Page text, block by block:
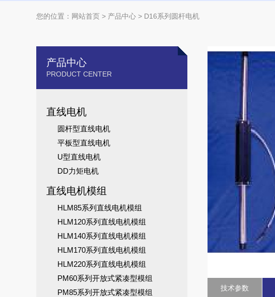
您的位置： 网站首页 > 产品中心 > D16系列圆杆电机
产品中心
PRODUCT CENTER
直线电机
圆杆型直线电机
平板型直线电机
U型直线电机
DD力矩电机
直线电机模组
HLM85系列直线电机模组
HLM120系列直线电机模组
HLM140系列直线电机模组
HLM170系列直线电机模组
HLM220系列直线电机模组
PM60系列开放式紧凑型模组
PM85系列开放式紧凑型模组
技术参数